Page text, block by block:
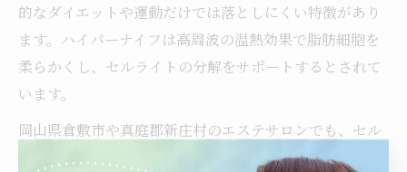
的なダイエットや運動だけでは落としにくい特徴があり
ます。ハイパーナイフは高周波の温熱効果で脂肪細胞を
柔らかくし、セルライトの分解をサポートするとされて
います。
岡山県倉敷市や真庭郡新庄村のエステサロンでも、セル
ライトケア目的でハイパーナイフを選ぶ方が増えていま